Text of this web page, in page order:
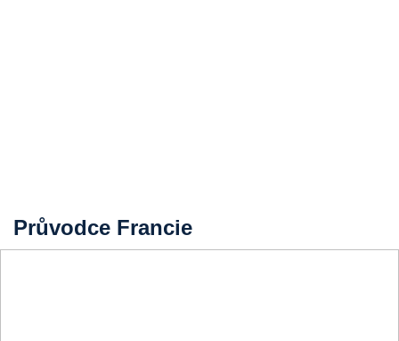
Průvodce Francie